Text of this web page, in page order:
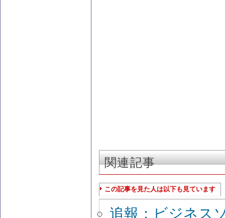
関連記事
この記事を見た人は以下も見ています
追報：ビジネス